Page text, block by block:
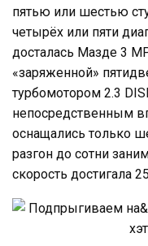
пятью или шестью
четырёх или пяти
досталась Мазде 3
«заряженной»
турбомотором 2.3
непосредственным
оснащались только
разгон до сотни
скорость достигала